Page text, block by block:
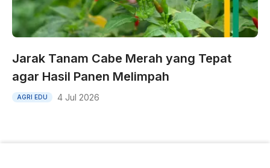
Jarak Tanam Cabe Merah yang Tepat
agar Hasil Panen Melimpah
AGRI EDU 4 Jul 2026